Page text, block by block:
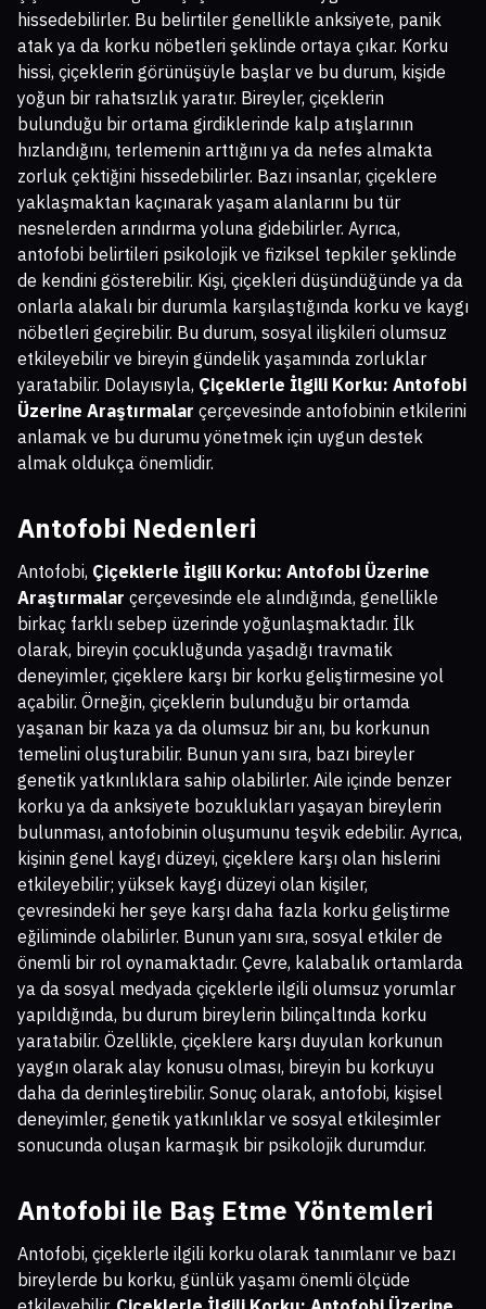
hissedebilirler. Bu belirtiler genellikle anksiyete, panik
atak ya da korku nöbetleri şeklinde ortaya çıkar. Korku
hissi, çiçeklerin görünüşüyle başlar ve bu durum, kişide
yoğun bir rahatsızlık yaratır. Bireyler, çiçeklerin
bulunduğu bir ortama girdiklerinde kalp atışlarının
hızlandığını, terlemenin arttığını ya da nefes almakta
zorluk çektiğini hissedebilirler. Bazı insanlar, çiçeklere
yaklaşmaktan kaçınarak yaşam alanlarını bu tür
nesnelerden arındırma yoluna gidebilirler. Ayrıca,
antofobi belirtileri psikolojik ve fiziksel tepkiler şeklinde
de kendini gösterebilir. Kişi, çiçekleri düşündüğünde ya da
onlarla alakalı bir durumla karşılaştığında korku ve kaygı
nöbetleri geçirebilir. Bu durum, sosyal ilişkileri olumsuz
etkileyebilir ve bireyin gündelik yaşamında zorluklar
yaratabilir. Dolayısıyla, Çiçeklerle İlgili Korku: Antofobi
Üzerine Araştırmalar çerçevesinde antofobinin etkilerini
anlamak ve bu durumu yönetmek için uygun destek
almak oldukça önemlidir.
Antofobi Nedenleri
Antofobi, Çiçeklerle İlgili Korku: Antofobi Üzerine
Araştırmalar çerçevesinde ele alındığında, genellikle
birkaç farklı sebep üzerinde yoğunlaşmaktadır. İlk
olarak, bireyin çocukluğunda yaşadığı travmatik
deneyimler, çiçeklere karşı bir korku geliştirmesine yol
açabilir. Örneğin, çiçeklerin bulunduğu bir ortamda
yaşanan bir kaza ya da olumsuz bir anı, bu korkunun
temelini oluşturabilir. Bunun yanı sıra, bazı bireyler
genetik yatkınlıklara sahip olabilirler. Aile içinde benzer
korku ya da anksiyete bozuklukları yaşayan bireylerin
bulunması, antofobinin oluşumunu teşvik edebilir. Ayrıca,
kişinin genel kaygı düzeyi, çiçeklere karşı olan hislerini
etkileyebilir; yüksek kaygı düzeyi olan kişiler,
çevresindeki her şeye karşı daha fazla korku geliştirme
eğiliminde olabilirler. Bunun yanı sıra, sosyal etkiler de
önemli bir rol oynamaktadır. Çevre, kalabalık ortamlarda
ya da sosyal medyada çiçeklerle ilgili olumsuz yorumlar
yapıldığında, bu durum bireylerin bilinçaltında korku
yaratabilir. Özellikle, çiçeklere karşı duyulan korkunun
yaygın olarak alay konusu olması, bireyin bu korkuyu
daha da derinleştirebilir. Sonuç olarak, antofobi, kişisel
deneyimler, genetik yatkınlıklar ve sosyal etkileşimler
sonucunda oluşan karmaşık bir psikolojik durumdur.
Antofobi ile Baş Etme Yöntemleri
Antofobi, çiçeklerle ilgili korku olarak tanımlanır ve bazı
bireylerde bu korku, günlük yaşamı önemli ölçüde